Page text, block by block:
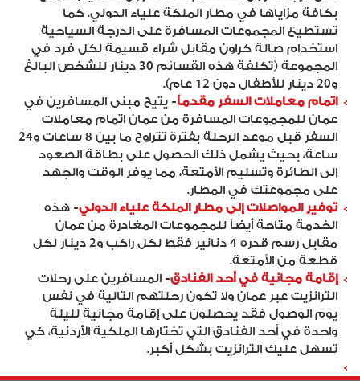
بكافة مزاياها في مطار الملكة علياء الدولي. كما
تستطيع المجموعات المسافرة على الدرجة السياحية
استخدام صالة كراون مقابل شراء قسيمة لكل فرد في
المجموعة (تكلفة هذه القسائم 30 دينار للشخص البالغ
و20 دينار للأطفال دون 12 عام).
اتمام معاملات السفر مقدماً- يتيح مبنى المسافرين في
عمان للمجموعات المسافرة من عمان اتمام معاملات
السفر قبل موعد الرحلة بفترة تتراوح ما بين 8 ساعات و24
ساعة، بحيث يشمل ذلك الحصول على بطاقة الصعود
إلى الطائرة وتسليم الأمتعة، مما يوفر الوقت والجهد
على مجموعتك في المطار.
توفير المواصلات إلى مطار الملكة علياء الدولي- هذه
الخدمة متاحة أيضاً للمجموعات المغادرة من عمان
مقابل رسم قدره 4 دنانير فقط لكل راكب و2 دينار لكل
قطعة من الأمتعة.
إقامة مجانية في أحد الفنادق- المسافرين على رحلات
الترانزيت عبر عمان ولا تكون رحلتهم التالية في نفس
يوم الوصول فقد يحصلون على إقامة مجانية لليلة
واحدة في أحد الفنادق التي تختارها الملكية الأردنية، كي
تسهل عليك الترانزيت بشكل أكبر.